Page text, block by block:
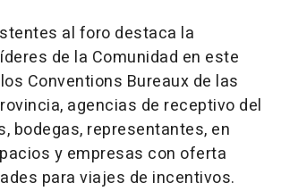
al foro destaca la
de la Comunidad en este
Conventions Bureaux de las
agencias de receptivo del
bodegas, representantes, en
y empresas con oferta
para viajes de incentivos.